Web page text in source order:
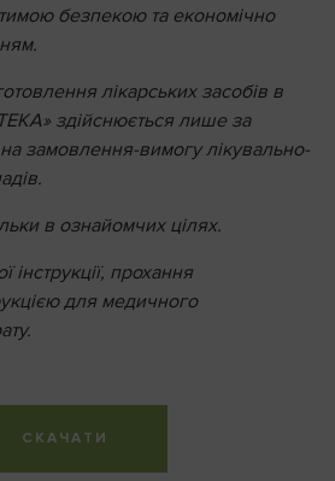
безпекою та економічно
лікарських засобів в
здійснюється лише за
на замовлення-вимогу лікувально-
в ознайомчих цілях.
прохання
для медичного
СКАЧАТИ